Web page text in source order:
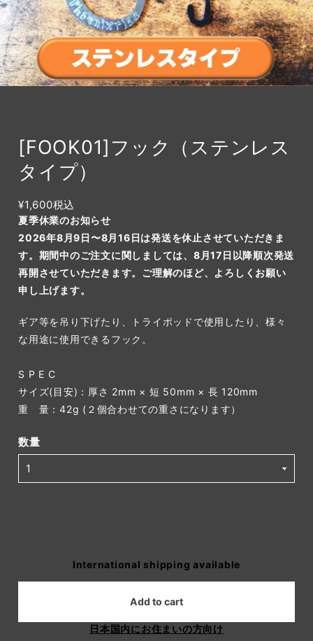
[FOOK01]フック（ステンレス
タイプ）
¥1,600税込
夏季休業のお知らせ
2026年8月9日〜8月16日は発送を休止させていただきま
す。期間中のご注文に関しましては、8月17日以降順次発送
再開させていただきます。ご理解のほど、よろしくお願い
申し上げます。
ギア等を吊り下げたり、トライポッドで使用したり、様々
な用途に使用できるフック。
S P E C
サイズ(目安)：厚さ 2mm × 短 50mm × 長 120mm
重 量：42g (２個合わせての重さになります）
数量
International shipping available
Add to cart
日本国内にお住まいの方向け